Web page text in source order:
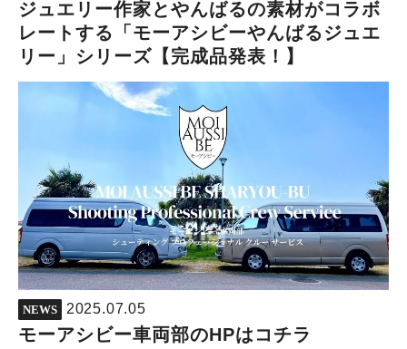
ジュエリー作家とやんばるの素材がコラボ
レートする「モーアシビーやんばるジュエ
リー」シリーズ【完成品発表！】
NEWS 2025.07.05
モーアシビー車両部のHPはコチラ